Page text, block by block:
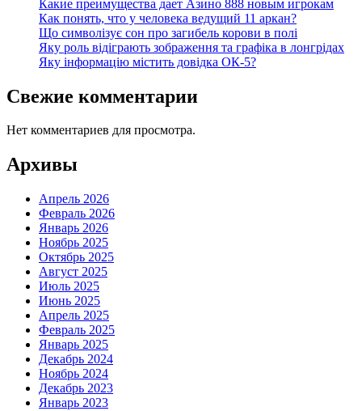
Какие преимущества дает Азино 888 новым игрокам
Как понять, что у человека ведущий 11 аркан?
Що символізує сон про загибель корови в полі
Яку роль відіграють зображення та графіка в лонгрідах
Яку інформацію містить довідка ОК-5?
Свежие комментарии
Нет комментариев для просмотра.
Архивы
Апрель 2026
Февраль 2026
Январь 2026
Ноябрь 2025
Октябрь 2025
Август 2025
Июль 2025
Июнь 2025
Апрель 2025
Февраль 2025
Январь 2025
Декабрь 2024
Ноябрь 2024
Декабрь 2023
Январь 2023